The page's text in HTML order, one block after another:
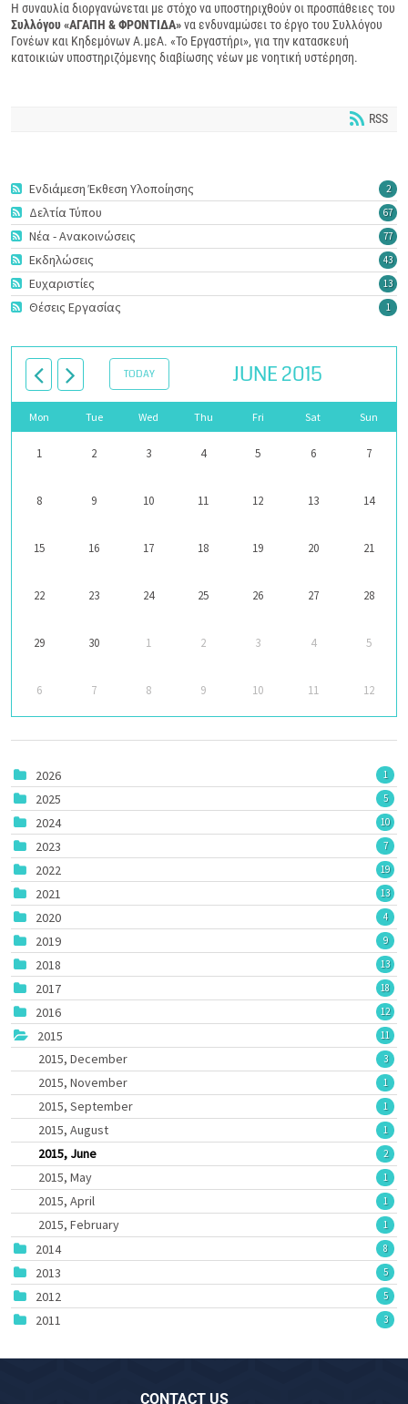
Η συναυλία διοργανώνεται με στόχο να υποστηριχθούν οι προσπάθειες του
Συλλόγου «ΑΓΑΠΗ & ΦΡΟΝΤΙΔΑ»να ενδυναμώσει το έργο του Συλλόγου
Γονέων και Κηδεμόνων Α.μεΑ. «Το Εργαστήρι», για την κατασκευή
κατοικιών υποστηριζόμενης διαβίωσης νέων με νοητική υστέρηση.
RSS
2
Ενδιάμεση Έκθεση Υλοποίησης
67
Δελτία Τύπου
77
Νέα - Ανακοινώσεις
43
Εκδηλώσεις
13
Ευχαριστίες
1
Θέσεις Εργασίας
TODAY JUNE 2015
Mon Tue Wed Thu Fri Sat Sun
1 2 3 4 5 6 7
8 9 10 11 12 13 14
15 16 17 18 19 20 21
22 23 24 25 26 27 28
29 30 1 2 3 4 5
6 7 8 9 10 11 12
2026 1
2025 5
2024 10
2023 7
2022 19
2021 13
2020 4
2019 9
2018 13
2017 18
2016 12
2015 11
2015, December 3
2015, November 1
2015, September 1
2015, August 1
2015, June 2
2015, May 1
2015, April 1
2015, February 1
2014 8
2013 5
2012 5
2011 3
CONTACT US